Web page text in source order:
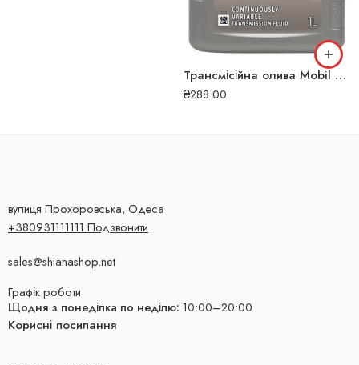
Трансмісійна олива Mobil CVTF Multi-Vehicle 1л 6661
₴288.00
вулиця Прохоровська, Одеса
+380931111111 Подзвонити
sales@shianashop.net
Графік роботи
Щодня з понеділка по неділю: 10:00–20:00
Корисні посилання